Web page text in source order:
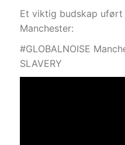
Et viktig budskap
Manchester:
#GLOBALNOISE
SLAVERY